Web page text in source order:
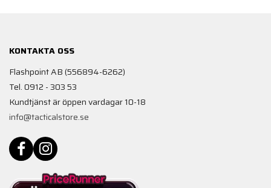
KONTAKTA OSS
Flashpoint AB (556894-6262)
Tel. 0912 - 303 53
Kundtjänst är öppen vardagar 10-18
info@tacticalstore.se